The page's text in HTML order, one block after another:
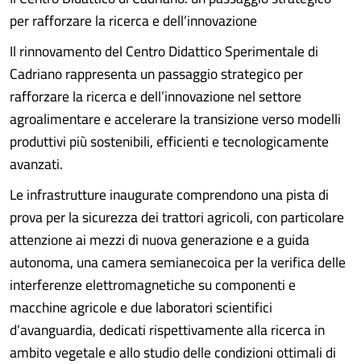
per rafforzare la ricerca e dell’innovazione
Il rinnovamento del Centro Didattico Sperimentale di
Cadriano rappresenta un passaggio strategico per
rafforzare la ricerca e dell’innovazione nel settore
agroalimentare e accelerare la transizione verso modelli
produttivi più sostenibili, efficienti e tecnologicamente
avanzati.
Le infrastrutture inaugurate comprendono una pista di
prova per la sicurezza dei trattori agricoli, con particolare
attenzione ai mezzi di nuova generazione e a guida
autonoma, una camera semianecoica per la verifica delle
interferenze elettromagnetiche su componenti e
macchine agricole e due laboratori scientifici
d’avanguardia, dedicati rispettivamente alla ricerca in
ambito vegetale e allo studio delle condizioni ottimali di